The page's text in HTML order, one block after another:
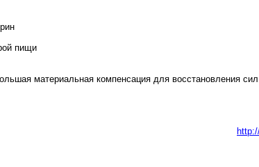
пищи
материальная компенсация для восстановления